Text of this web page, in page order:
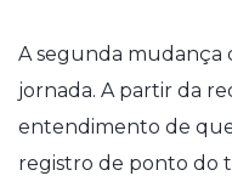
A segunda mudança
jornada. A partir da
entendimento de que
registro de ponto do